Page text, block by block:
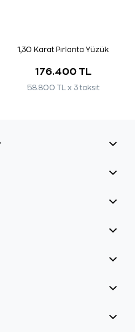
1,30 Karat Pırlanta Yüzük
176.400 TL
58.800 TL x 3 taksit